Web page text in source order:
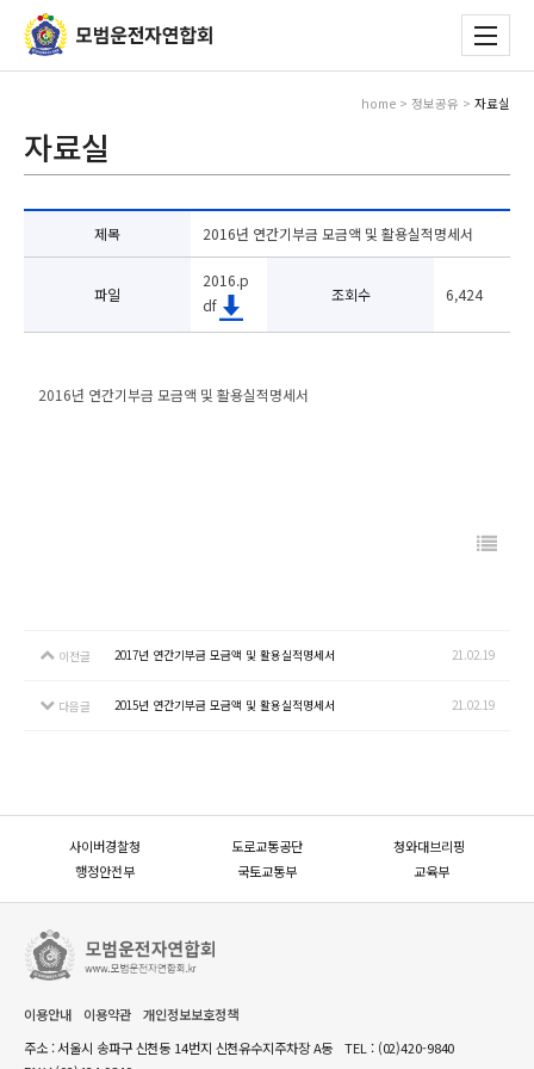
자료실
home > 정보공유 > 자료실
제목 2016년 연간기부금 모금액 및 활용실적명세서
파일
2016.p
df
조회수 6,424
2016년 연간기부금 모금액 및 활용실적명세서
이전글 2017년 연간기부금 모금액 및 활용실적명세서 21.02.19
다음글 2015년 연간기부금 모금액 및 활용실적명세서 21.02.19
사이버경찰청 도로교통공단
청와대브리핑
행정안전부
국토교통부 교육부
이용안내 이용약관
개인정보보호정책
주소 : 서울시 송파구 신천동 14번지 신천유수지주차장 A동
TEL : (02)420-9840